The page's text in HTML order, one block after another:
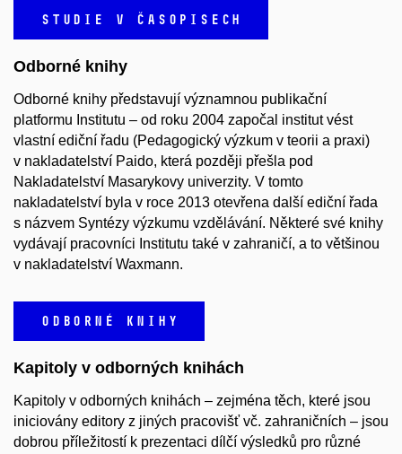
STUDIE V ČASOPISECH
Odborné knihy
Odborné knihy představují významnou publikační
platformu Institutu – od roku 2004 započal institut vést
vlastní ediční řadu (Pedagogický výzkum v teorii a praxi)
v nakladatelství Paido, která později přešla pod
Nakladatelství Masarykovy univerzity. V tomto
nakladatelství byla v roce 2013 otevřena další ediční řada
s názvem Syntézy výzkumu vzdělávání. Některé své knihy
vydávají pracovníci Institutu také v zahraničí, a to většinou
v nakladatelství Waxmann.
ODBORNÉ KNIHY
Kapitoly v odborných knihách
Kapitoly v odborných knihách – zejména těch, které jsou
iniciovány editory z jiných pracovišť vč. zahraničních – jsou
dobrou příležitostí k prezentaci dílčí výsledků pro různé